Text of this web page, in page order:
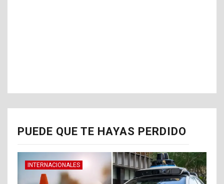
PUEDE QUE TE HAYAS PERDIDO
INTERNACIONALES